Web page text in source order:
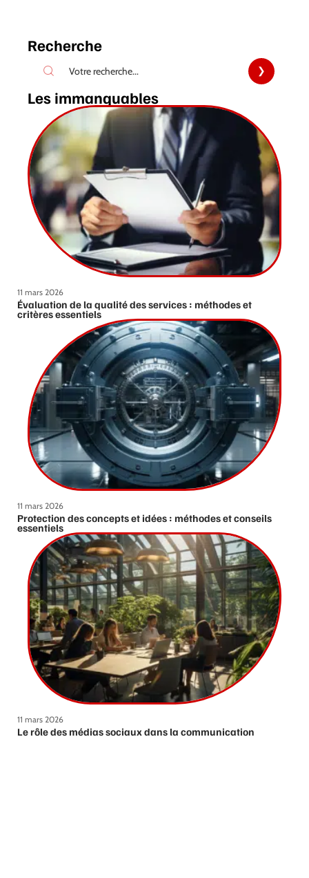
Recherche
Les immanquables
11 mars 2026
Évaluation de la qualité des services : méthodes et
critères essentiels
11 mars 2026
Protection des concepts et idées : méthodes et conseils
essentiels
11 mars 2026
Le rôle des médias sociaux dans la communication